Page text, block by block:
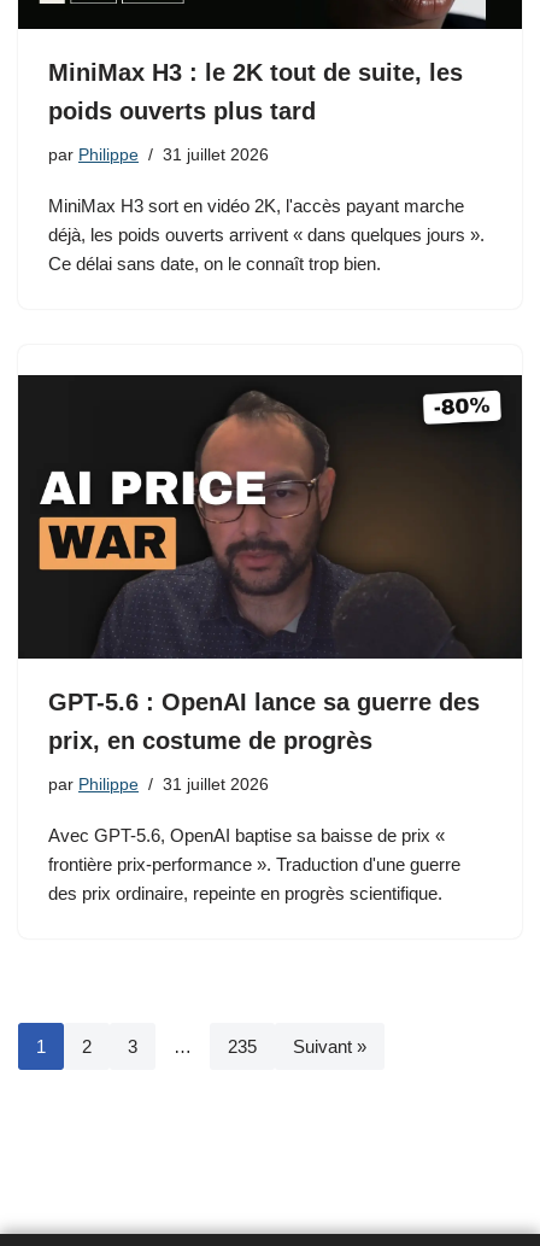
MiniMax H3 : le 2K tout de suite, les
poids ouverts plus tard
par Philippe 31 juillet 2026
MiniMax H3 sort en vidéo 2K, l'accès payant marche
déjà, les poids ouverts arrivent « dans quelques jours ».
Ce délai sans date, on le connaît trop bien.
GPT-5.6 : OpenAI lance sa guerre des
prix, en costume de progrès
par Philippe 31 juillet 2026
Avec GPT-5.6, OpenAI baptise sa baisse de prix «
frontière prix-performance ». Traduction d'une guerre
des prix ordinaire, repeinte en progrès scientifique.
1 2 3 … 235 Suivant »